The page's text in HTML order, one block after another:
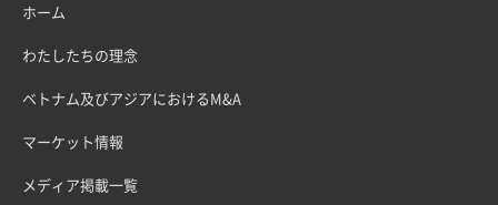
ホーム
わたしたちの理念
ベトナム及びアジアにおけるM&A
マーケット情報
メディア掲載一覧